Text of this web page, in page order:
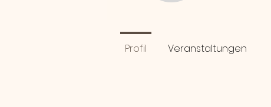
Profil Veranstaltungen